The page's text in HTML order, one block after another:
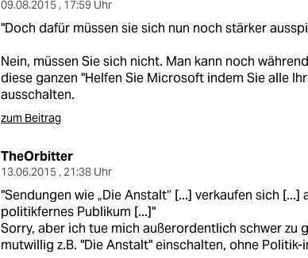
09.08.2015 , 17:59 Uhr
"Doch dafür müssen sie sich nun noch stärker
Nein, müssen Sie sich nicht. Man kann noch
diese ganzen "Helfen Sie Microsoft indem Sie alle
ausschalten.
zum Beitrag
TheOrbitter
13.06.2015 , 21:38 Uhr
"Sendungen wie „Die Anstalt“ [...] verkaufen sich
politikfernes Publikum [...]"
Sorry, aber ich tue mich außerordentlich schwer zu
mutwillig z.B. "Die Anstalt" einschalten, ohne Politik-